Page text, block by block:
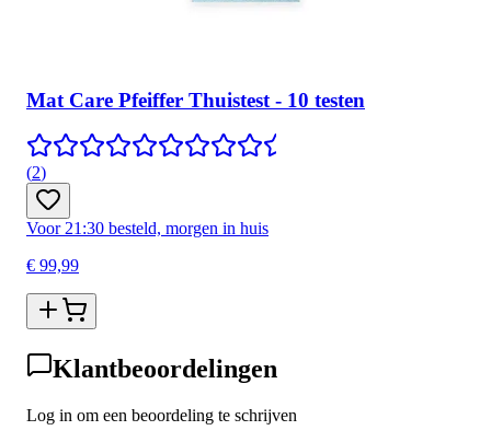
Mat Care Pfeiffer Thuistest - 10 testen
(2)
Voor 21:30 besteld, morgen in huis
€ 99,99
Klantbeoordelingen
Log in om een beoordeling te schrijven